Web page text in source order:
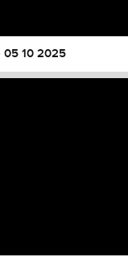
05 10 2025